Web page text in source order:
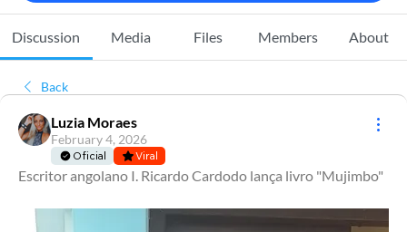
Discussion Media Files Members About
Back
Luzia Moraes
February 4, 2026
Oficial Viral
Escritor angolano I. Ricardo Cardodo lança livro "Mujimbo"